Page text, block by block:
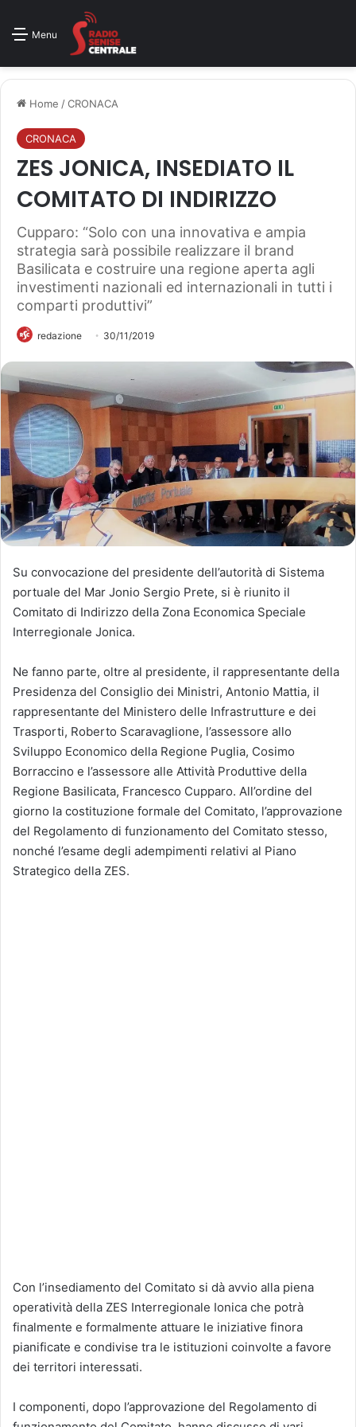
Menu
Home /CRONACA
CRONACA
ZES JONICA, INSEDIATO IL
COMITATO DI INDIRIZZO
Cupparo: “Solo con una innovativa e ampia
strategia sarà possibile realizzare il brand
Basilicata e costruire una regione aperta agli
investimenti nazionali ed internazionali in tutti i
comparti produttivi”
redazione 30/11/2019
Su convocazione del presidente dell’autorità di Sistema
portuale del Mar Jonio Sergio Prete, si è riunito il
Comitato di Indirizzo della Zona Economica Speciale
Interregionale Jonica.
Ne fanno parte, oltre al presidente, il rappresentante della
Presidenza del Consiglio dei Ministri, Antonio Mattia, il
rappresentante del Ministero delle Infrastrutture e dei
Trasporti, Roberto Scaravaglione, l’assessore allo
Sviluppo Economico della Regione Puglia, Cosimo
Borraccino e l’assessore alle Attività Produttive della
Regione Basilicata, Francesco Cupparo. All’ordine del
giorno la costituzione formale del Comitato, l’approvazione
del Regolamento di funzionamento del Comitato stesso,
nonché l’esame degli adempimenti relativi al Piano
Strategico della ZES.
Con l’insediamento del Comitato si dà avvio alla piena
operatività della ZES Interregionale Ionica che potrà
finalmente e formalmente attuare le iniziative finora
pianificate e condivise tra le istituzioni coinvolte a favore
dei territori interessati.
I componenti, dopo l’approvazione del Regolamento di